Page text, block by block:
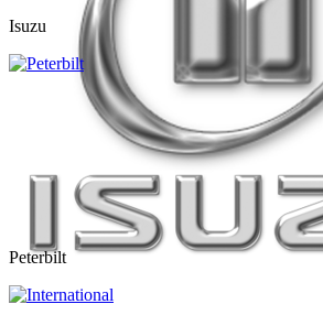
Isuzu
Peterbilt